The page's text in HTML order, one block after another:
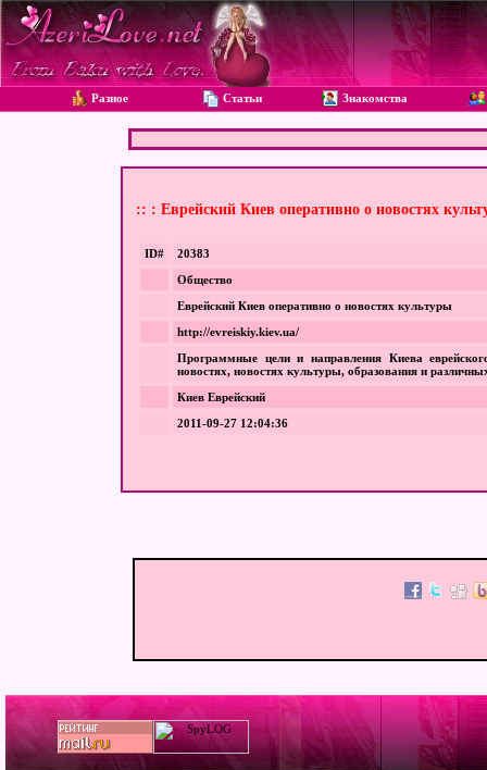
Разное Статьи Знакомства
:: : Еврейский Киев оперативно о новостях
ID#
20383
Общество
Еврейский Киев оперативно о новостях культуры
http://evreiskiy.kiev.ua/
Программные цели и направления Киева
новостях, новостях культуры, образования и
Киев Еврейский
2011-09-27 12:04:36